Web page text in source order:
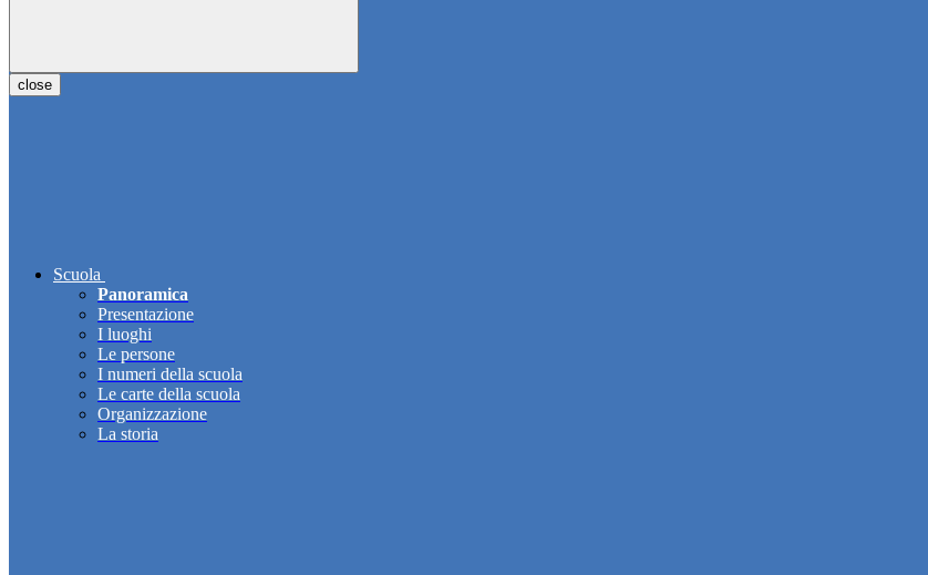
close
Scuola
Panoramica
Presentazione
I luoghi
Le persone
I numeri della scuola
Le carte della scuola
Organizzazione
La storia